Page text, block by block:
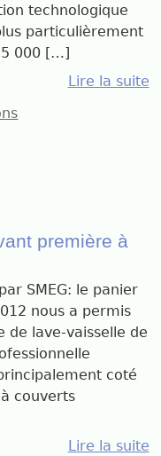
technologique
particulièrement
000 […]
Lire la suite
première à
SMEG: le panier
nous a permis
de lave-vaisselle de
coté
couverts
Lire la suite